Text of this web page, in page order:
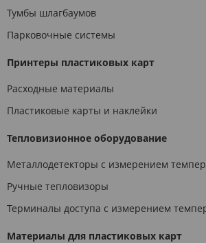
Тумбы шлагбаумов
Парковочные системы
Принтеры пластиковых карт
Расходные материалы
Пластиковые карты и наклейки
Тепловизионное оборудование
Металлодетекторы с измерением
Ручные тепловизоры
Терминалы доступа с измерением
Материалы для пластиковых карт